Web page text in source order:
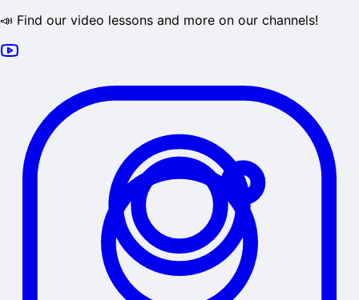
📣 Find our video lessons and more on our channels!